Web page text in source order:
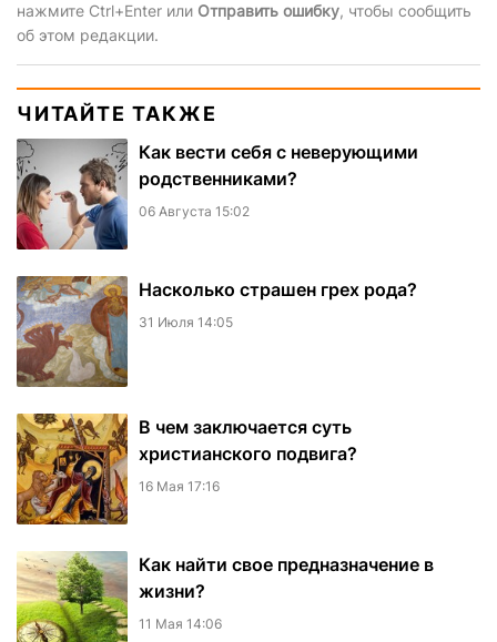
нажмите Ctrl+Enter или Отправить ошибку, чтобы сообщить
об этом редакции.
ЧИТАЙТЕ ТАКЖЕ
Как вести себя с неверующими
родственниками?
06 Августа 15:02
Насколько страшен грех рода?
31 Июля 14:05
В чем заключается суть
христианского подвига?
16 Мая 17:16
Как найти свое предназначение в
жизни?
11 Мая 14:06